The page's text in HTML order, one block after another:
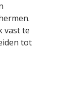
vast te
tot